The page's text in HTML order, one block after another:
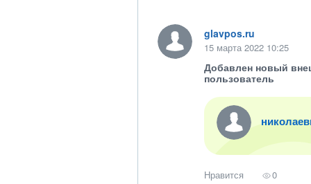
glavpos.ru
15 марта 2022 10:25
Добавлен новый
пользователь
Нравится 0